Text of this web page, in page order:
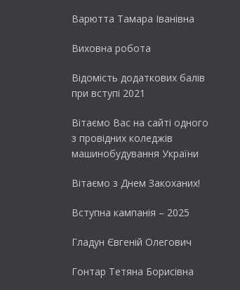
Варютта Тамара Іванівна
Виховна робота
Відомість додаткових балів
при вступі 2021
Вітаємо Вас на сайті одного
з провідних коледжів
машинобудування України
Вітаємо з Днем Закоханих!
Вступна кампанія – 2025
Гладун Євгеній Олегович
Гонтар Тетяна Борисівна